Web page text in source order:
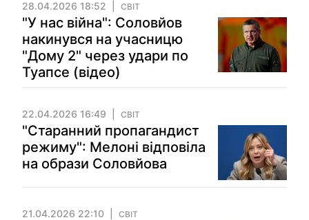
28.04.2026 18:52 СВІТ
"У нас війна": Соловйов
накинувся на учасницю
"Дому 2" через удари по
Туапсе (відео)
22.04.2026 16:49 СВІТ
"Старанний пропагандист
режиму": Мелоні відповіла
на образи Соловйова
21.04.2026 22:10 СВІТ